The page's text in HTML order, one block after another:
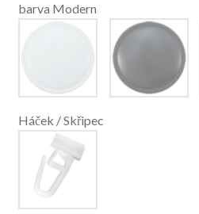
barva Modern
Háček / Skřipec